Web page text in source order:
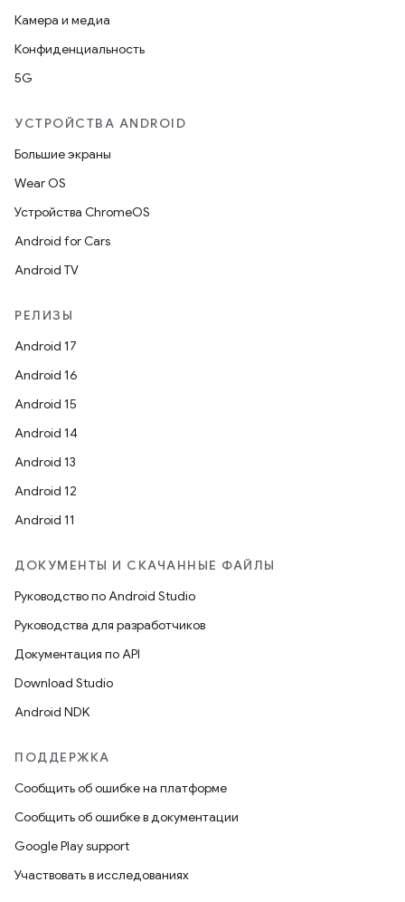
Камера и медиа
Конфиденциальность
5G
УСТРОЙСТВА ANDROID
Большие экраны
Wear OS
Устройства ChromeOS
Android for Cars
Android TV
РЕЛИЗЫ
Android 17
Android 16
Android 15
Android 14
Android 13
Android 12
Android 11
ДОКУМЕНТЫ И СКАЧАННЫЕ ФАЙЛЫ
Руководство по Android Studio
Руководства для разработчиков
Документация по API
Download Studio
Android NDK
ПОДДЕРЖКА
Сообщить об ошибке на платформе
Сообщить об ошибке в документации
Google Play support
Участвовать в исследованиях